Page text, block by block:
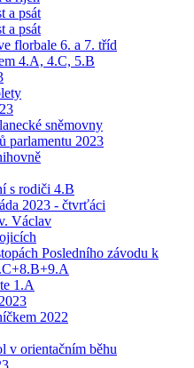
a psát
a psát
florbale 6. a 7. tříd
4.A, 4.C, 5.B
sněmovny
parlamentu 2023
s rodiči 4.B
2023 - čtvrťáci
Václav
Posledního závodu k
1.A
2022
v orientačním běhu